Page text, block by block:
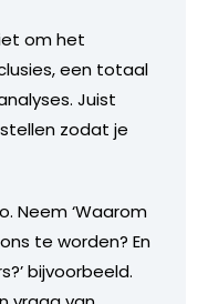
om het
een totaal
Juist
zodat je
Neem ‘Waarom
te worden? En
bijvoorbeeld.